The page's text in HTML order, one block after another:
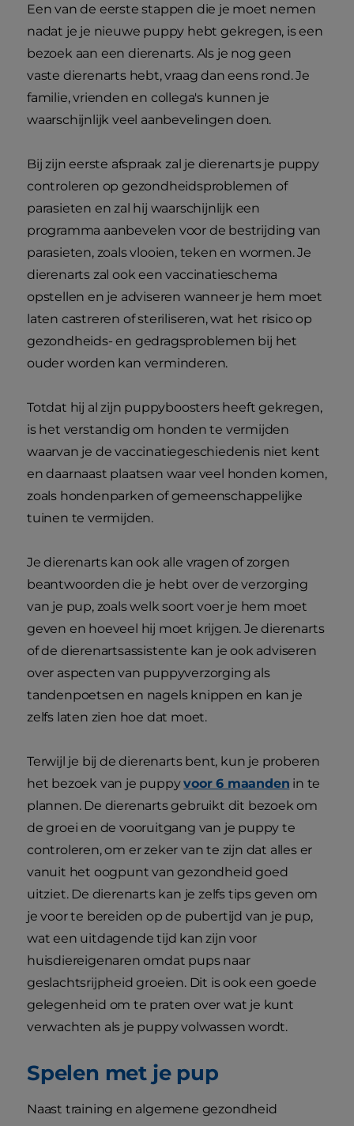
Een van de eerste stappen die je moet nemen
nadat je je nieuwe puppy hebt gekregen, is een
bezoek aan een dierenarts. Als je nog geen
vaste dierenarts hebt, vraag dan eens rond. Je
familie, vrienden en collega's kunnen je
waarschijnlijk veel aanbevelingen doen.
Bij zijn eerste afspraak zal je dierenarts je puppy
controleren op gezondheidsproblemen of
parasieten en zal hij waarschijnlijk een
programma aanbevelen voor de bestrijding van
parasieten, zoals vlooien, teken en wormen. Je
dierenarts zal ook een vaccinatieschema
opstellen en je adviseren wanneer je hem moet
laten castreren of steriliseren, wat het risico op
gezondheids- en gedragsproblemen bij het
ouder worden kan verminderen.
Totdat hij al zijn puppyboosters heeft gekregen,
is het verstandig om honden te vermijden
waarvan je de vaccinatiegeschiedenis niet kent
en daarnaast plaatsen waar veel honden komen,
zoals hondenparken of gemeenschappelijke
tuinen te vermijden.
Je dierenarts kan ook alle vragen of zorgen
beantwoorden die je hebt over de verzorging
van je pup, zoals welk soort voer je hem moet
geven en hoeveel hij moet krijgen. Je dierenarts
of de dierenartsassistente kan je ook adviseren
over aspecten van puppyverzorging als
tandenpoetsen en nagels knippen en kan je
zelfs laten zien hoe dat moet.
Terwijl je bij de dierenarts bent, kun je proberen
het bezoek van je puppyvoor 6 maanden in te
plannen. De dierenarts gebruikt dit bezoek om
de groei en de vooruitgang van je puppy te
controleren, om er zeker van te zijn dat alles er
vanuit het oogpunt van gezondheid goed
uitziet. De dierenarts kan je zelfs tips geven om
je voor te bereiden op de pubertijd van je pup,
wat een uitdagende tijd kan zijn voor
huisdiereigenaren omdat pups naar
geslachtsrijpheid groeien. Dit is ook een goede
gelegenheid om te praten over wat je kunt
verwachten als je puppy volwassen wordt.
Spelen met je pup
Naast training en algemene gezondheid